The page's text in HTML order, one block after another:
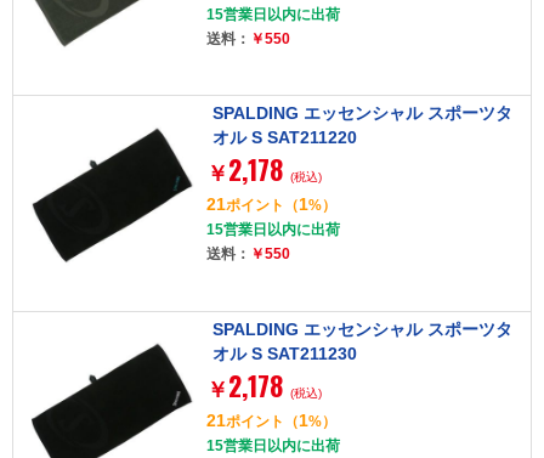
15営業日以内に出荷
送料： ￥550
SPALDING エッセンシャル スポーツタ
オル S SAT211220
￥ 2,178 (税込)
21ポイント （1%）
15営業日以内に出荷
送料： ￥550
SPALDING エッセンシャル スポーツタ
オル S SAT211230
￥ 2,178 (税込)
21ポイント （1%）
15営業日以内に出荷